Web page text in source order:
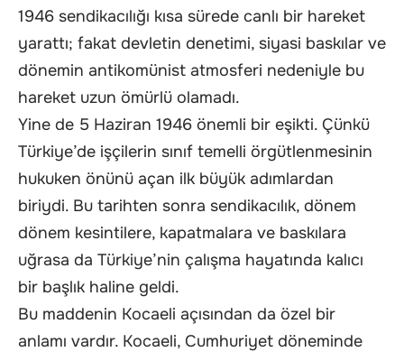
1946 sendikacılığı kısa sürede canlı bir hareket
yarattı; fakat devletin denetimi, siyasi baskılar ve
dönemin antikomünist atmosferi nedeniyle bu
hareket uzun ömürlü olamadı.
Yine de 5 Haziran 1946 önemli bir eşikti. Çünkü
Türkiye’de işçilerin sınıf temelli örgütlenmesinin
hukuken önünü açan ilk büyük adımlardan
biriydi. Bu tarihten sonra sendikacılık, dönem
dönem kesintilere, kapatmalara ve baskılara
uğrasa da Türkiye’nin çalışma hayatında kalıcı
bir başlık haline geldi.
Bu maddenin Kocaeli açısından da özel bir
anlamı vardır. Kocaeli, Cumhuriyet döneminde